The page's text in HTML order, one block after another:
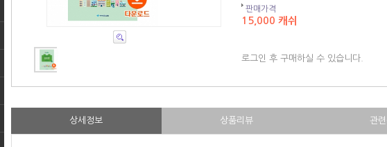
판매가격
15,000 캐쉬
로그인 후 구매하실 수 있습니다.
상세정보 상품리뷰 관